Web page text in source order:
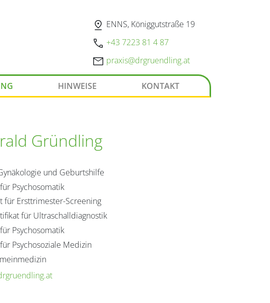
pin_drop ENNS, Königgutstraße 19
call +43 7223 81 4 87
mail ta.gn
ildne
urgrd
@sixa
rp
HINWEISE KONTAKT
Gründling
und Geburtshilfe
Psychosomatik
für Ersttrimester-Screening
für Ultraschalldiagnostik
Psychosomatik
Psychosoziale Medizin
ta.gn
ildne